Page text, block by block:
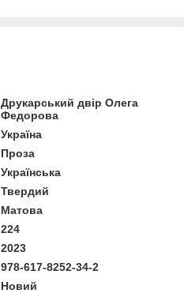
Друкарський двір Олега
Федорова
Україна
Проза
Українська
Твердий
Матова
224
2023
978-617-8252-34-2
Новий